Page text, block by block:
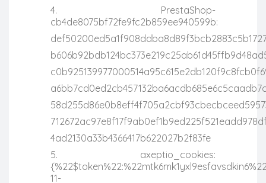
4. PrestaShop-
cb4de8075bf72fe9fc2b859ee940599b:
4ad2130a33b4366417b622027b2f83fe
5. axeptio_cookies:
11-